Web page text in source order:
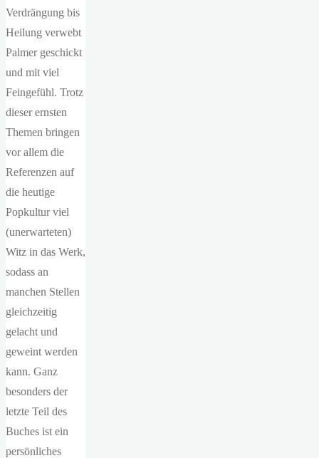
Verdrängung bis
Heilung verwebt
Palmer geschickt
und mit viel
Feingefühl. Trotz
dieser ernsten
Themen bringen
vor allem die
Referenzen auf
die heutige
Popkultur viel
(unerwarteten)
Witz in das Werk,
sodass an
manchen Stellen
gleichzeitig
gelacht und
geweint werden
kann. Ganz
besonders der
letzte Teil des
Buches ist ein
persönliches